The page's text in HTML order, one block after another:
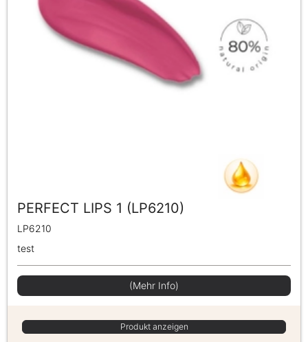
PERFECT LIPS 1 (LP6210)
LP6210
test
(Mehr Info)
Produkt anzeigen